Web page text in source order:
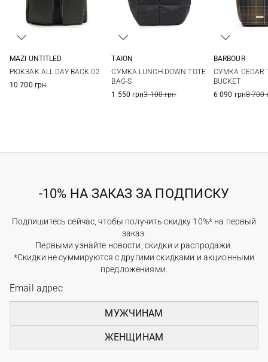
MAZI UNTITLED
РЮКЗАК ALL DAY BACK 02
10 700 грн
TAION
СУМКА LUNCH DOWN TOTE
BAG-S
1 550 грн3 100 грн
BARBOUR
СУМКА CEDAR
BUCKET
6 090 грн8 700
-10% НА ЗАКАЗ ЗА ПОДПИСКУ
Подпишитесь сейчас, чтобы получить скидку 10%* на первый
заказ.
Первыми узнайте новости, скидки и распродажи.
*Скидки не суммируются с другими скидками и акционными
предложениями.
МУЖЧИНАМ
ЖЕНЩИНАМ